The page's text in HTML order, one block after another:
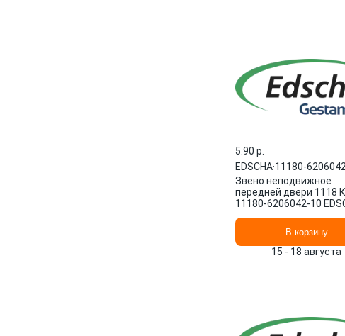
5.90 p.
EDSCHA·11180-
Звено неподвижное
передней двери 1118
11180-6206042-10
В корзину
15 - 18 августа